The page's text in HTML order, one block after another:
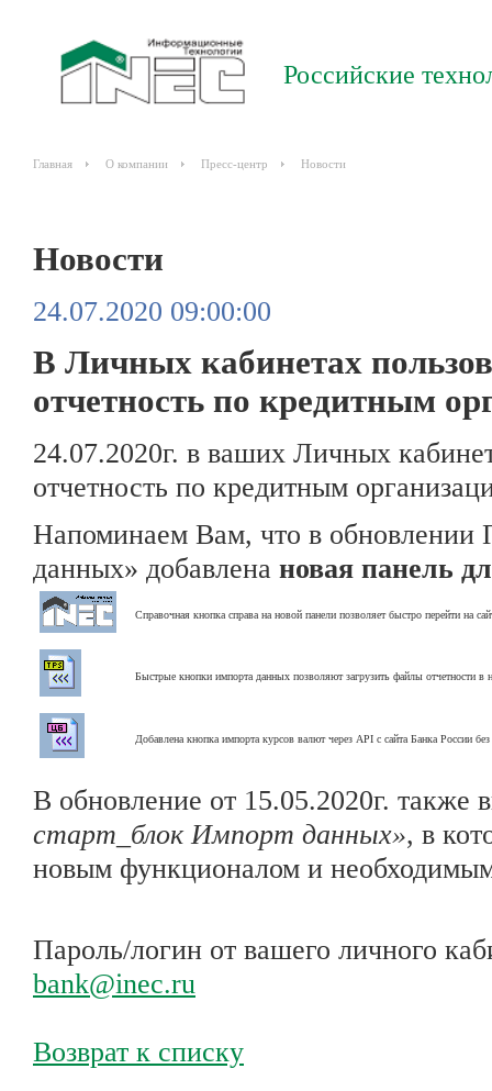
Российские
Главная О компании Пресс-центр Новости
Новости
24.07.2020 09:00:00
В Личных кабинетах
отчетность по кредитным
24.07.2020г. в ваших Личных
отчетность по кредитным
Напоминаем Вам, что в
данных» добавлена новая панель
Справочная кнопка справа на новой панели позволяет быстро перейти на
Быстрые кнопки импорта данных позволяют загрузить файлы отчетности
Добавлена кнопка импорта курсов валют через API с сайта Банка России
В обновление от 15.05.2020г. также
старт_блок Импорт данных», в
новым функционалом и
Пароль/логин от вашего личного
bank@inec.ru
Возврат к списку